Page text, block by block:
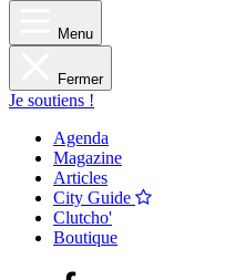
Menu
Fermer
Je soutiens !
Agenda
Magazine
Articles
City Guide
Clutcho'
Boutique